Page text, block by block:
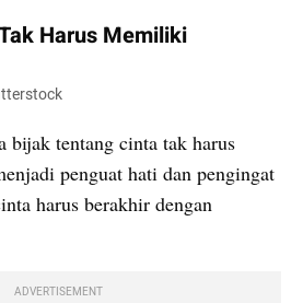
Harus Memiliki
bijak tentang cinta tak harus
penguat hati dan pengingat
harus berakhir dengan
ADVERTISEMENT